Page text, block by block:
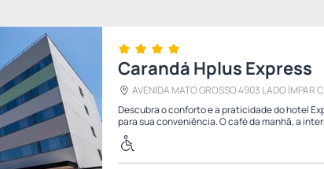
Carandá Hplus Express
AVENIDA MATO GROSSO
Descubra o conforto e a praticidade do hotel
para sua conveniência. O café da manhã, a